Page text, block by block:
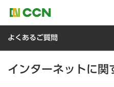
よくあるご質問
インターネットに関